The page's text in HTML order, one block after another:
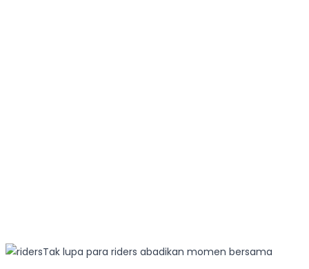
Tak lupa para riders abadikan momen bersama